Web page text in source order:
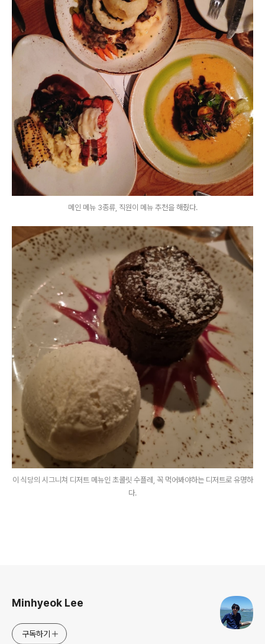
메인 메뉴 3종류, 직원이 메뉴 추천을 해줬다.
이 식당의 시그니쳐 디저트 메뉴인 초콜릿 수플레, 꼭 먹어봐야하는 디저트로 유명하
다.
Minhyeok Lee
구독하기